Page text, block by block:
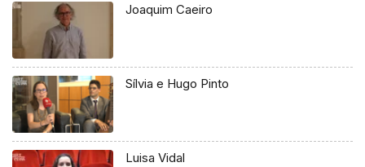
Joaquim Caeiro
Sílvia e Hugo Pinto
Luisa Vidal